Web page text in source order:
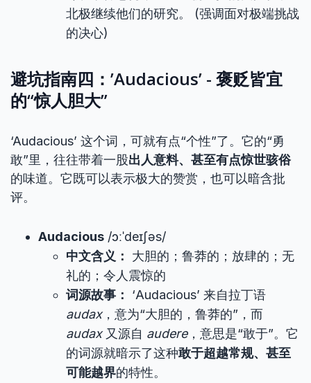
北极继续他们的研究。 (强调面对极端挑战
的决心)
避坑指南四：’Audacious’ - 褒贬皆宜
的“惊人胆大”
‘Audacious’ 这个词，可就有点“个性”了。它的“勇
敢”里，往往带着一股出人意料、甚至有点惊世骇俗
的味道。它既可以表示极大的赞赏，也可以暗含批
评。
Audacious /ɔːˈdeɪʃəs/
中文含义：
大胆的；鲁莽的；放肆的；无
礼的；令人震惊的
词源故事：
‘Audacious’ 来自拉丁语
audax，意为“大胆的，鲁莽的”，而
audax又源自 audere，意思是“敢于”。它
的词源就暗示了这种敢于超越常规、甚至
可能越界的特性。